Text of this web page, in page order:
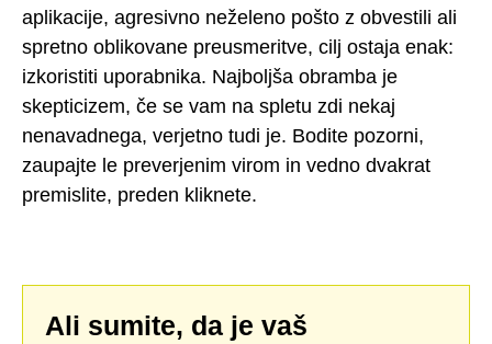
aplikacije, agresivno neželeno pošto z obvestili ali
spretno oblikovane preusmeritve, cilj ostaja enak:
izkoristiti uporabnika. Najboljša obramba je
skepticizem, če se vam na spletu zdi nekaj
nenavadnega, verjetno tudi je. Bodite pozorni,
zaupajte le preverjenim virom in vedno dvakrat
premislite, preden kliknete.
Ali sumite, da je vaš